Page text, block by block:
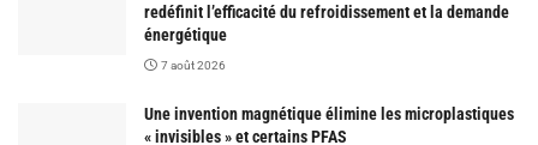
redéfinit l’efficacité du refroidissement et la demande
énergétique
7 août 2026
Une invention magnétique élimine les microplastiques
« invisibles » et certains PFAS